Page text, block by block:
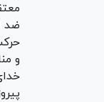
ضد
و